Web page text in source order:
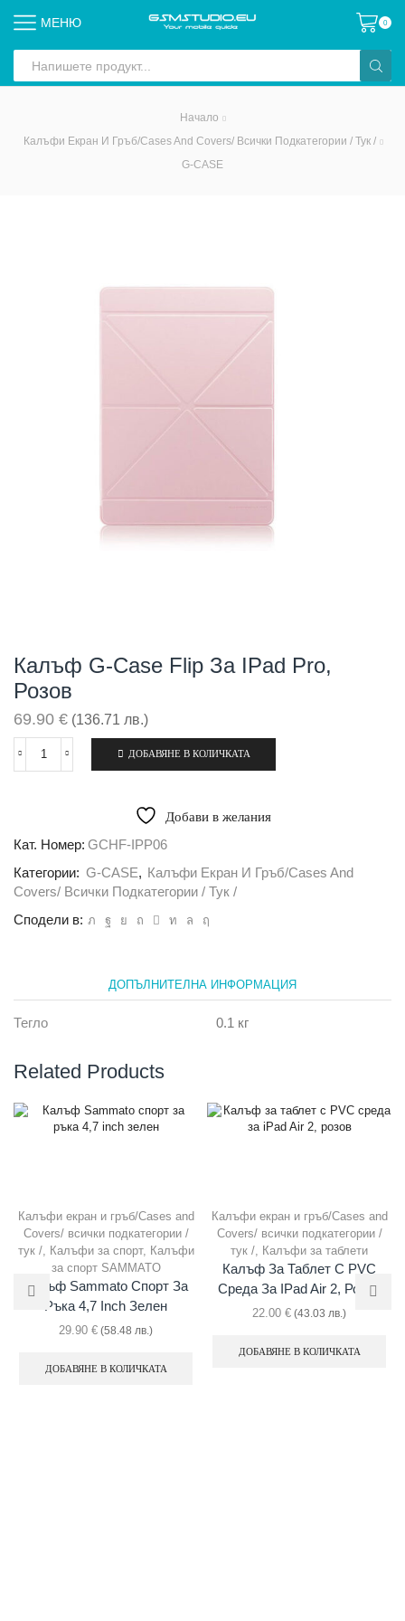
МЕНЮ 0
input
Начало
Калъфи Екран И Гръб/Cases And Covers/ Всички Подкатегории / Тук /
G-CASE
Калъф G-Case Flip За IPad Pro,
Розов
69.90 € (136.71 лв.)
количество
Flip
iPad
Pro,
ДОБАВЯНЕ В КОЛИЧКАТА
Добави в желания
Кат. Номер: GCHF-IPP06
Категории: G-CASE, Калъфи Екран И Гръб/Cases And
Covers/ Всички Подкатегории / Тук /
Сподели в:
ДОПЪЛНИТЕЛНА ИНФОРМАЦИЯ
Тегло 0.1 кг
Related Products
Калъфи екран и гръб/Cases and
Covers/ всички подкатегории /
тук /, Калъфи за спорт, Калъфи
за спорт SAMMATO
Калъф Sammato Спорт За
Ръка 4,7 Inch Зелен
29.90 € (58.48 лв.)
ДОБАВЯНЕ В КОЛИЧКАТА
Калъфи екран и гръб/Cases and
Covers/ всички подкатегории /
тук /
Калъфи за таблети
Калъф За Таблет С PVC
Среда За IPad Air 2, Розов
22.00 € (43.03 лв.)
ДОБАВЯНЕ В КОЛИЧКАТА